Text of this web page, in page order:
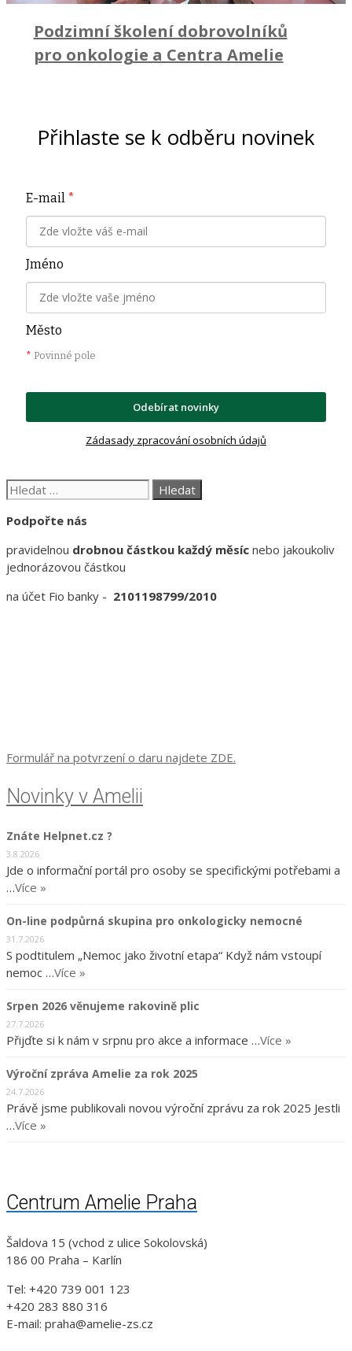
Podzimní školení dobrovolníků
pro onkologie a Centra Amelie
Přihlaste se k odběru novinek
E-mail *
Jméno
Město
* Povinné pole
Odebírat novinky
Zádasady zpracování osobních údajů
Hledat:
Podpořte nás
pravidelnou drobnou částkou každý měsíc nebo jakoukoliv
jednorázovou částkou
na účet Fio banky - 2101198799/2010
Formulář na potvrzení o daru najdete ZDE.
Novinky v Amelii
Znáte Helpnet.cz ?
3.8.2026
Jde o informační portál pro osoby se specifickými potřebami a
…Více »
On-line podpůrná skupina pro onkologicky nemocné
31.7.2026
S podtitulem „Nemoc jako životní etapa“ Když nám vstoupí
nemoc …Více »
Srpen 2026 věnujeme rakovině plic
27.7.2026
Přijďte si k nám v srpnu pro akce a informace …Více »
Výroční zpráva Amelie za rok 2025
24.7.2026
Právě jsme publikovali novou výroční zprávu za rok 2025 Jestli
…Více »
Centrum Amelie Praha
Šaldova 15 (vchod z ulice Sokolovská)
186 00 Praha – Karlín
Tel: +420 739 001 123
+420 283 880 316
E-mail: praha@amelie-zs.cz